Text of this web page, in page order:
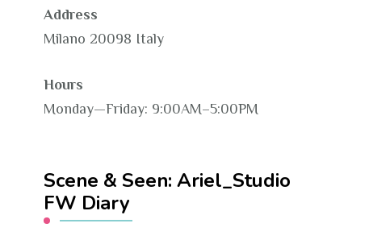
Address
Milano 20098 Italy
Hours
Monday—Friday: 9:00AM–5:00PM
Scene & Seen: Ariel_Studio
FW Diary